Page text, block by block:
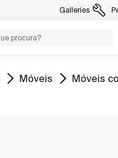
Galleries
Ir para
Móveis Ir para
Móveis